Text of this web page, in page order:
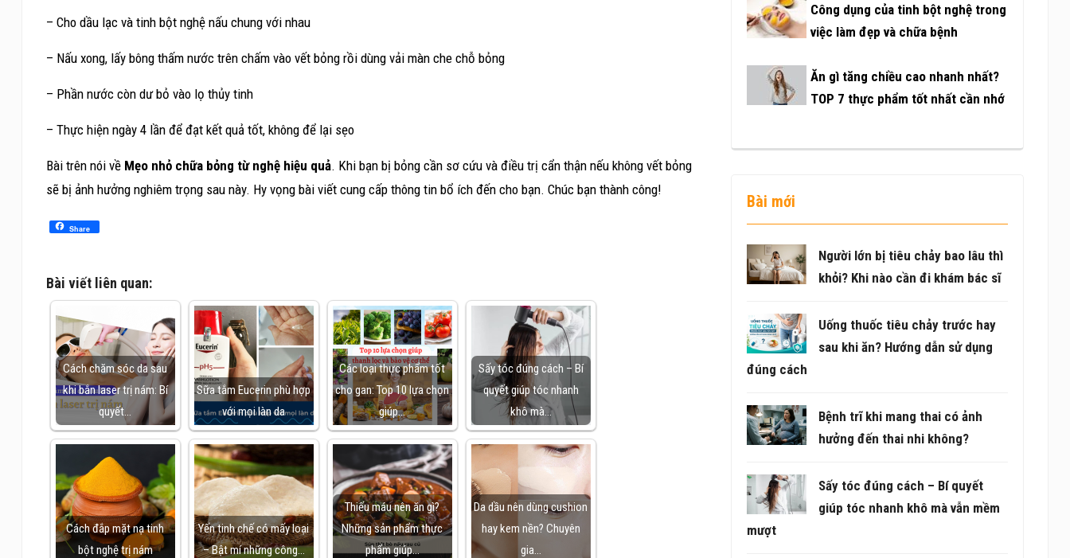
– Cho dầu lạc và tinh bột nghệ nấu chung với nhau
– Nấu xong, lấy bông thấm nước trên chấm vào vết bỏng rồi dùng vải màn che chỗ bỏng
– Phần nước còn dư bỏ vào lọ thủy tinh
– Thực hiện ngày 4 lần để đạt kết quả tốt, không để lại sẹo
Bài trên nói về Mẹo nhỏ chữa bỏng từ nghệ hiệu quả. Khi bạn bị bỏng cần sơ cứu và điều trị cẩn thận nếu không vết bỏng
sẽ bị ảnh hưởng nghiêm trọng sau này. Hy vọng bài viết cung cấp thông tin bổ ích đến cho bạn. Chúc bạn thành công!
Share
Bài viết liên quan:
Cách chăm sóc da sau
khi bắn laser trị nám: Bí
quyết…
Sữa tắm Eucerin phù hợp
với mọi làn da
Các loại thực phẩm tốt
cho gan: Top 10 lựa chọn
giúp…
Sấy tóc đúng cách – Bí
quyết giúp tóc nhanh
khô mà…
Cách đắp mặt nạ tinh
bột nghệ trị nám
Yến tinh chế có mấy loại
– Bật mí những công…
Thiếu máu nên ăn gì?
Những sản phẩm thực
phẩm giúp…
Da dầu nên dùng cushion
hay kem nền? Chuyên
gia…
Công dụng của tinh bột nghệ trong
việc làm đẹp và chữa bệnh
Ăn gì tăng chiều cao nhanh nhất?
TOP 7 thực phẩm tốt nhất cần nhớ
Bài mới
Người lớn bị tiêu chảy bao lâu thì
khỏi? Khi nào cần đi khám bác sĩ
Uống thuốc tiêu chảy trước hay
sau khi ăn? Hướng dẫn sử dụng
đúng cách
Bệnh trĩ khi mang thai có ảnh
hưởng đến thai nhi không?
Sấy tóc đúng cách – Bí quyết
giúp tóc nhanh khô mà vẫn mềm
mượt